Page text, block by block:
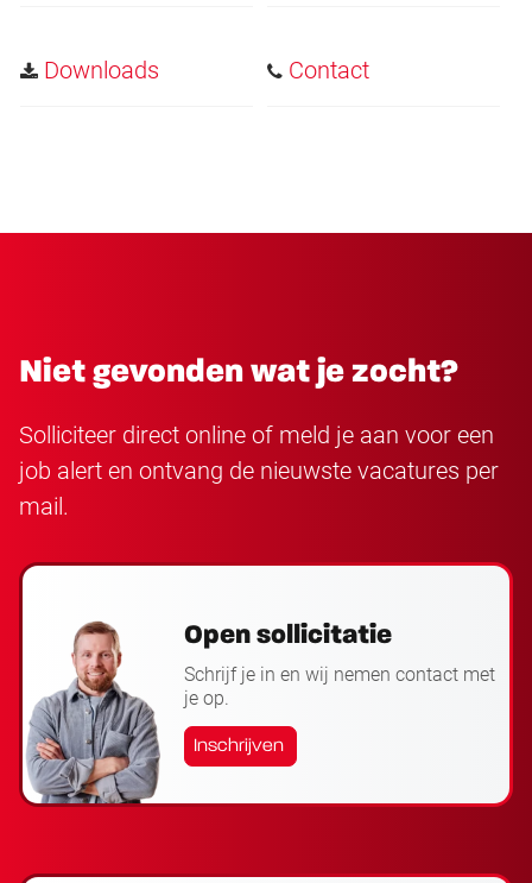
Downloads Contact
Niet gevonden wat je zocht?
Solliciteer direct online of meld je aan voor een
job alert en ontvang de nieuwste vacatures per
mail.
Open sollicitatie
Schrijf je in en wij nemen contact met
je op.
Inschrijven